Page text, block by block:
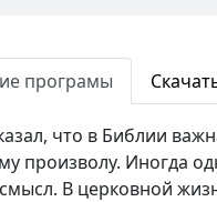
програмы
что в Библии
произволу. Иногда
В церковной